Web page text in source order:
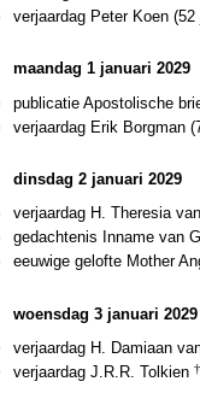
verjaardag Peter Koen (52
maandag 1 januari 2029
publicatie Apostolische
verjaardag Erik Borgman
dinsdag 2 januari 2029
verjaardag H. Theresia
gedachtenis Inname van
eeuwige gelofte Mother
woensdag 3 januari 2029
verjaardag H. Damiaan
verjaardag J.R.R. Tolkien †